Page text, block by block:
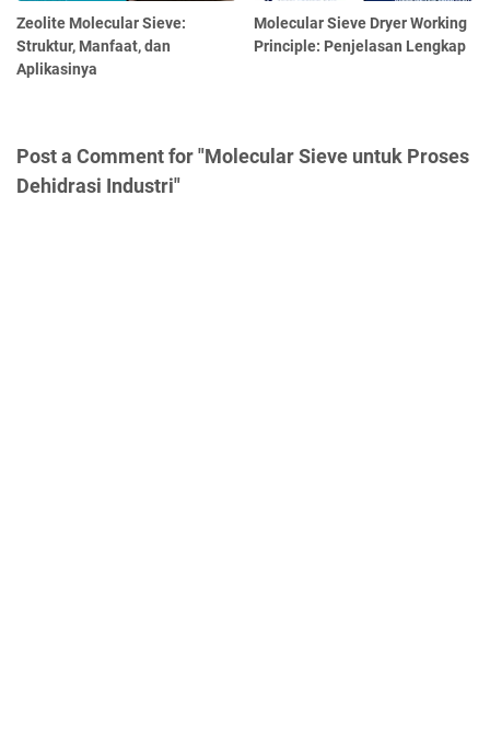
Zeolite Molecular Sieve:
Struktur, Manfaat, dan
Aplikasinya
Molecular Sieve Dryer Working
Principle: Penjelasan Lengkap
Post a Comment for "Molecular Sieve untuk Proses
Dehidrasi Industri"